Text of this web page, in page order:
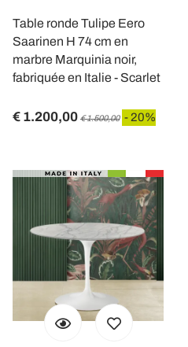
Table ronde Tulipe Eero
Saarinen H 74 cm en
marbre Marquinia noir,
fabriquée en Italie - Scarlet
€ 1.200,00 € 1.500,00 - 20%